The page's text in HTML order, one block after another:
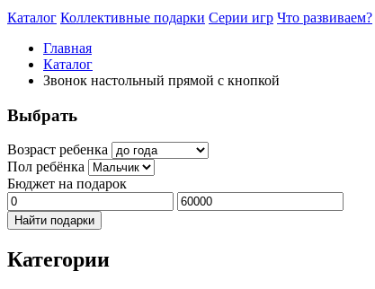
Каталог Коллективные подарки Серии игр Что развиваем?
Главная
Каталог
Звонок настольный прямой с кнопкой
Выбрать
Возраст ребенка
Пол ребёнка
Бюджет на подарок
Найти подарки
Категории